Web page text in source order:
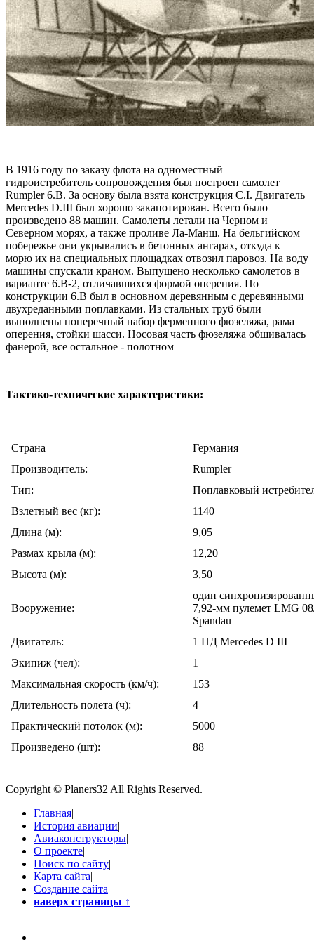
В 1916 году по заказу флота на одноместный
гидроистребитель сопровождения был построен самолет
Rumpler 6.В. За основу была взята конструкция С.I. Двигатель
Mercedes D.III был хорошо закапотирован. Всего было
произведено 88 машин. Самолеты летали на Черном и
Северном морях, а также проливе Ла-Манш. На бельгийском
побережье они укрывались в бетонных ангарах, откуда к
морю их на специальных площадках отвозил паровоз. На воду
машины спускали краном. Выпущено несколько самолетов в
варианте 6.В-2, отличавшихся формой оперения. По
конструкции 6.В был в основном деревянным с деревянными
двухреданными поплавками. Из стальных труб были
выполнены поперечный набор ферменного фюзеляжа, рама
оперения, стойки шасси. Носовая часть фюзеляжа обшивалась
фанерой, все остальное - полотном
Тактико-технические характеристики:
Cтрана
Германия
Производитель:
Rumpler
Тип:
Поплавковый
Взлетный вес (кг):
1140
Длина (м):
9,05
Размах крыла (м):
12,20
Высота (м):
3,50
Вооружение:
один
7,92-мм пулемет LMG
Spandau
Двигатель:
1 ПД Mercedes D III
Экипиж (чел):
1
Максимальная скорость (км/ч):
153
Длительность полета (ч):
4
Практический потолок (м):
5000
Произведено (шт):
88
Copyright © Planers32 All Rights Reserved.
Главная|
История авиации|
Авиаконструкторы|
О проекте|
Поиск по сайту|
Карта сайта|
Создание сайта
наверх страницы ↑